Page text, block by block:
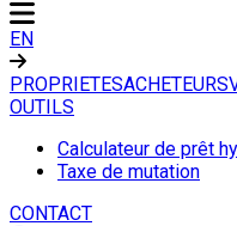
EN
PROPRIETESACHETEURS
OUTILS
Calculateur de prêt
Taxe de mutation
CONTACT